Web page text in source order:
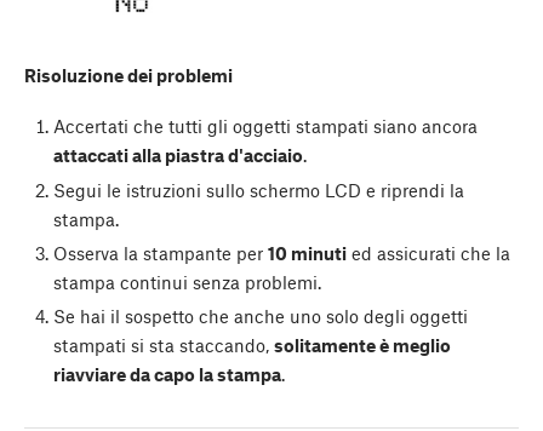
Risoluzione dei problemi
Accertati che tutti gli oggetti stampati siano ancora
attaccati alla piastra d'acciaio.
Segui le istruzioni sullo schermo LCD e riprendi la
stampa.
Osserva la stampante per 10 minutied assicurati che la
stampa continui senza problemi.
Se hai il sospetto che anche uno solo degli oggetti
stampati si sta staccando, solitamente è meglio
riavviare da capo la stampa.